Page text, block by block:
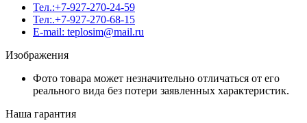
Тел.:+7-927-270-24-59
Тел:.+7-927-270-68-15
E-mail: teplosim@mail.ru
Изображения
Фото товара может незначительно отличаться от его
реального вида без потери заявленных характеристик.
Наша гарантия